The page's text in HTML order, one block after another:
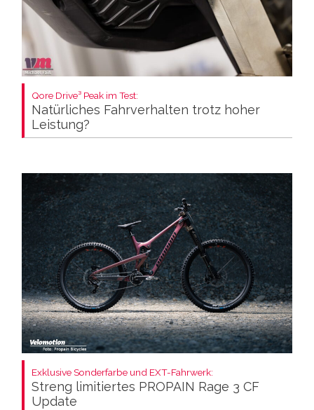
Qore Drive³ Peak im Test:
Natürliches Fahrverhalten trotz hoher
Leistung?
Exklusive Sonderfarbe und EXT-Fahrwerk:
Streng limitiertes PROPAIN Rage 3 CF
Update